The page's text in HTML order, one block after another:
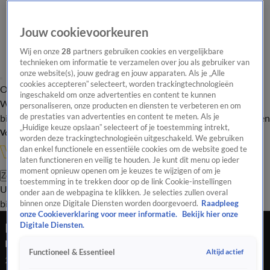
Overzicht Onze programma's Uitzendingen Onze gezichten
In de
WandelgangenInterviewsUitzending
bijwonenPodcastShopVeelgestelde vragenKijkersvraag insturen
Volg Vandaag Inside
Zoeken
UitzendingenVandaag InsideDe OranjezomerShopUitzending
bijwonen
In de Wandelgangen met Wim Kieft: 'Dat is een
mooie afsluiter!'
22 feb 2022, 08:42
Jouw cookievoorkeuren
Wij en onze28 partners gebruiken cookies en vergelijkbare
technieken om informatie te verzamelen over jou als gebruiker van
onze website(s), jouw gedrag en jouw apparaten. Als je „Alle
cookies accepteren” selecteert, worden trackingtechnologieën
ingeschakeld om onze advertenties en content te kunnen
personaliseren, onze producten en diensten te verbeteren en om
de prestaties van advertenties en content te meten. Als je
„Huidige keuze opslaan” selecteert of je toestemming intrekt,
worden deze trackingtechnologieën uitgeschakeld. We gebruiken
dan enkel functionele en essentiële cookies om de website goed te
laten functioneren en veilig te houden. Je kunt dit menu op ieder
moment opnieuw openen om je keuzes te wijzigen of om je
toestemming in te trekken door op de link Cookie-instellingen
onder aan de webpagina te klikken. Je selecties zullen overal
binnen onze Digitale Diensten worden doorgevoerd. Raadpleeg
onze Cookieverklaring voor meer informatie.
Bekijk hier onze
Digitale Diensten.
Functioneel & Essentieel Altijd actief